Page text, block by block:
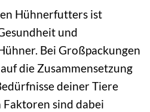
Hühnerfutters ist
und
Bei Großpackungen
die Zusammensetzung
deiner Tiere
sind dabei